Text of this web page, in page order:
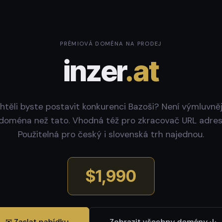
PRÉMIOVÁ DOMÉNA NA PRODEJ
inzer.at
byste postavit konkurenci Bazoši? Není
než tato. Vhodná též pro zkracovač URL
Použitelná pro český i slovenská trh najednou.
$1,990